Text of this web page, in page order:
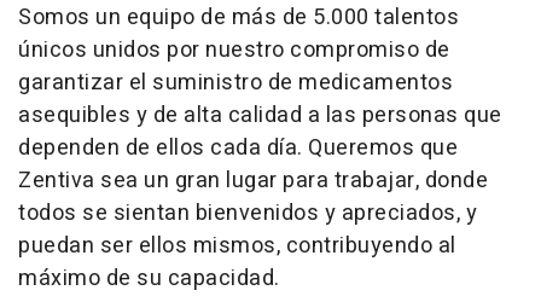
Somos un equipo de más de 5.000 talentos
únicos unidos por nuestro compromiso de
garantizar el suministro de medicamentos
asequibles y de alta calidad a las personas que
dependen de ellos cada día. Queremos que
Zentiva sea un gran lugar para trabajar, donde
todos se sientan bienvenidos y apreciados, y
puedan ser ellos mismos, contribuyendo al
máximo de su capacidad.